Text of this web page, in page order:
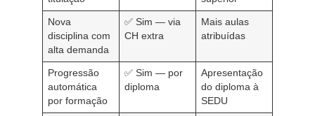
Nova
disciplina com
alta demanda
✅ Sim — via
CH extra
Mais aulas
atribuídas
Progressão
automática
por formação
✅ Sim — por
diploma
Apresentação
do diploma à
SEDU